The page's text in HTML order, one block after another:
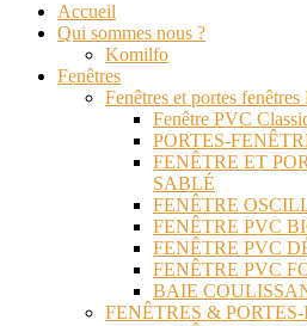
Accueil
Qui sommes nous ?
Komilfo
Fenêtres
Fenêtres et portes fenêtres
Fenêtre PVC
PORTES-
FENÊTRE ET
SABLÉ
FENÊTRE
FENÊTRE PVC
FENÊTRE PVC
FENÊTRE PVC
BAIE
FENÊTRES &